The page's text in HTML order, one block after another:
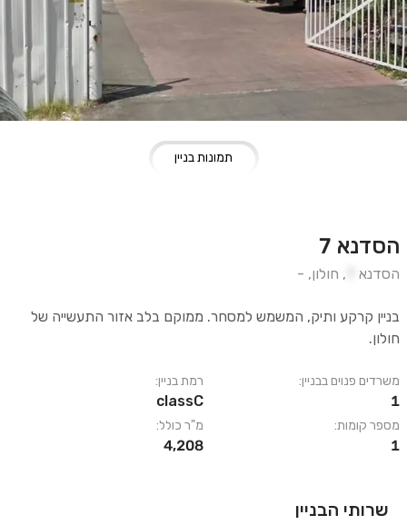
הסדנא 7
הסדנא , חולון,
-
בניין קרקע ותיק, המשמש למסחר. ממוקם בלב אזור התעשייה של
חולון.
משרדים פנוים בבניין:
1
מספר קומות:
1
רמת בניין:
classC
מ"ר כולל:
4,208
תמונות בניין
שרותי הבניין